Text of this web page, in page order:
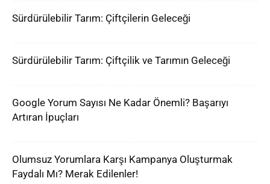
Sürdürülebilir Tarım: Çiftçilerin Geleceği
Sürdürülebilir Tarım: Çiftçilik ve Tarımın Geleceği
Google Yorum Sayısı Ne Kadar Önemli? Başarıyı
Artıran İpuçları
Olumsuz Yorumlara Karşı Kampanya Oluşturmak
Faydalı Mı? Merak Edilenler!